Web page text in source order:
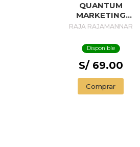
QUANTUM
MARKETING
(SPANISH EDITION)
RAJA RAJAMANNAR
Disponible
S/ 69.00
Comprar